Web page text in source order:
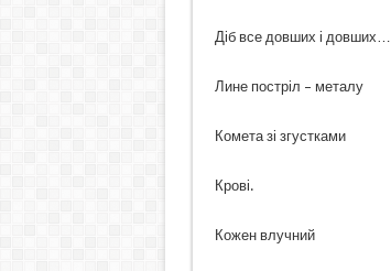
Діб все довших і довших…
Лине постріл – металу
Комета зі згустками
Крові.
Кожен влучний